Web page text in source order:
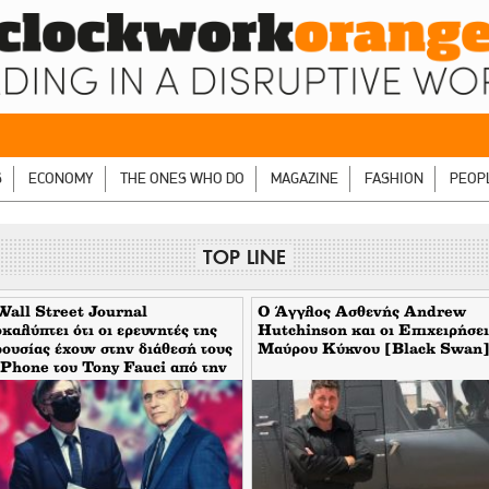
ECONOMY THE ONES WHO DO MAGAZINE FASHION
TOP LINE
Street Journal
ότι οι ερευνητές της
έχουν στην διάθεσή τους
του Tony Fauci από την
της πανδημίας. Τι
αυτό για τον εμπλεκόμενο
Τσιόδρα
Ο Άγγλος Ασθενής Andrew
Hutchinson και οι
Μαύρου Κύκνου [Black Swan]